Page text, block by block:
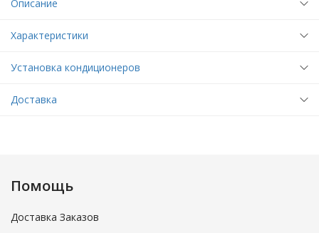
Описание
Характеристики
Установка кондиционеров
Доставка
Помощь
Доставка Заказов